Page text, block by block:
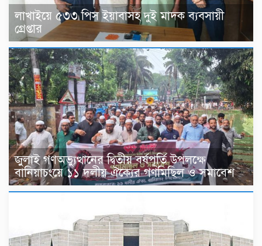
লাখাইয়ে ৫৩৩ পিস ইয়াবাসহ দুই মাদক ব্যবসায়ী
গ্রেপ্তার
জুলাই গণঅভ্যুত্থানের দ্বিতীয় বর্ষপূর্তি উপলক্ষে
বানিয়াচংয়ে ১১ দলীয় ঐক্যের গণমিছিল ও সমাবেশ